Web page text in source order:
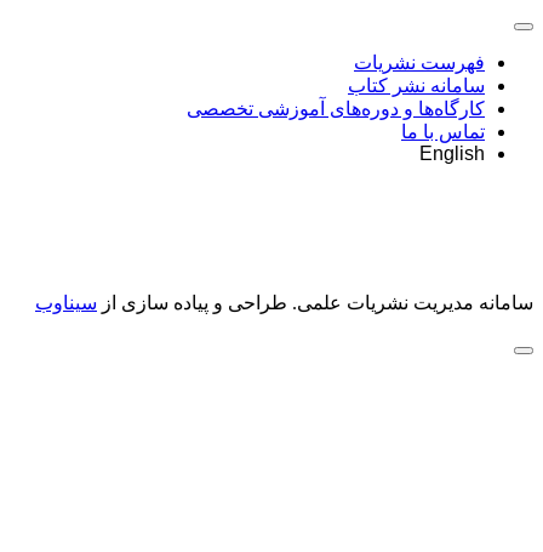
فهرست نشریات
سامانه نشر کتاب
کارگاه‌ها و دوره‌های آموزشی تخصصی
تماس با ما
English
سامانه مدیریت نشریات علمی. طراحی و پیاده سازی از سیناوب